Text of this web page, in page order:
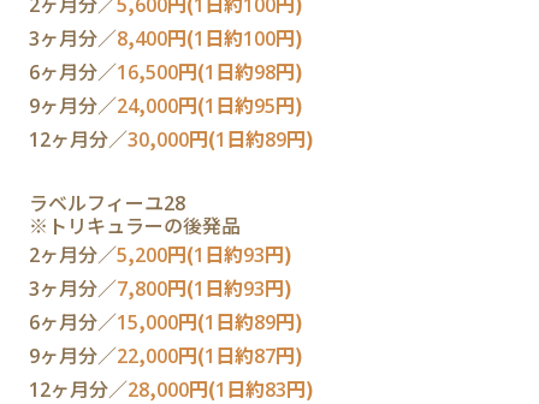
3ヶ月分／8,400円(1日約100円)
6ヶ月分／16,500円(1日約98円)
9ヶ月分／24,000円(1日約95円)
12ヶ月分／30,000円(1日約89円)
ラベルフィーユ28
※トリキュラーの後発品
2ヶ月分／5,200円(1日約93円)
3ヶ月分／7,800円(1日約93円)
6ヶ月分／15,000円(1日約89円)
9ヶ月分／22,000円(1日約87円)
12ヶ月分／28,000円(1日約83円)